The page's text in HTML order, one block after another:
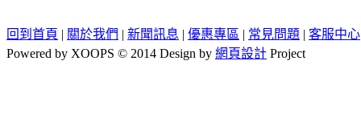
回到首頁 | 關於我們 | 新聞訊息 | 優惠專區 | 常見問題 | 客服中心
Powered by XOOPS © 2014 Design by 網頁設計 Project